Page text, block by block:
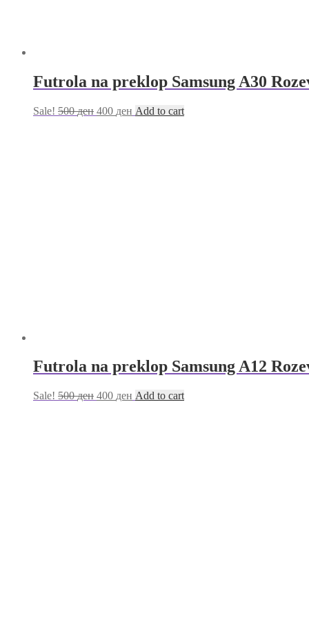
Futrola na preklop Samsung A30
Sale! 500ден 400 ден Add to cart
Futrola na preklop Samsung A12
Sale! 500ден 400 ден Add to cart